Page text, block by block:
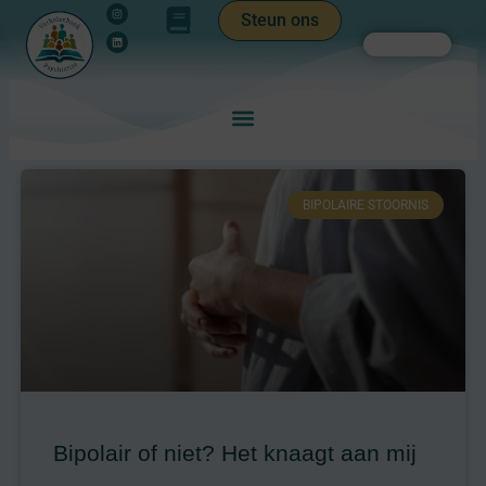
inhoud
naar
Instagram
Linkedin
Steun ons
Zoeken
BIPOLAIRE STOORNIS
Bipolair of niet? Het knaagt aan mij